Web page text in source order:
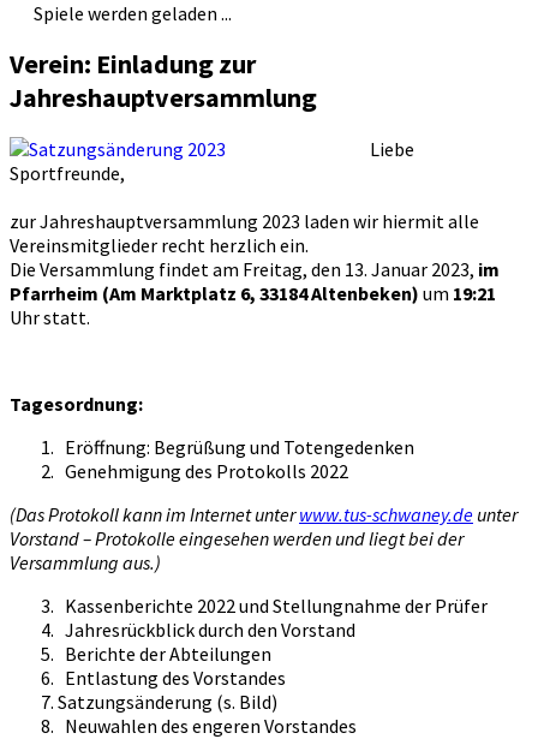
Spiele werden geladen ...
Verein: Einladung zur
Jahreshauptversammlung
Liebe
Sportfreunde,
zur Jahreshauptversammlung 2023 laden wir hiermit alle
Vereinsmitglieder recht herzlich ein.
Die Versammlung findet am Freitag, den 13. Januar 2023, im
Pfarrheim (Am Marktplatz 6, 33184 Altenbeken) um 19:21
Uhr statt.
Tagesordnung:
Eröffnung: Begrüßung und Totengedenken
Genehmigung des Protokolls 2022
(Das Protokoll kann im Internet unterwww.tus-schwaney.de unter
Vorstand – Protokolle eingesehen werden und liegt bei der
Versammlung aus.)
Kassenberichte 2022 und Stellungnahme der Prüfer
Jahresrückblick durch den Vorstand
Berichte der Abteilungen
Entlastung des Vorstandes
Satzungsänderung (s. Bild)
Neuwahlen des engeren Vorstandes